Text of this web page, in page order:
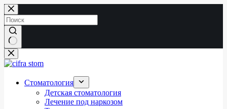
Перейти
к
сути
Ничего
не
Стоматология
Детская стоматология
Лечение под наркозом